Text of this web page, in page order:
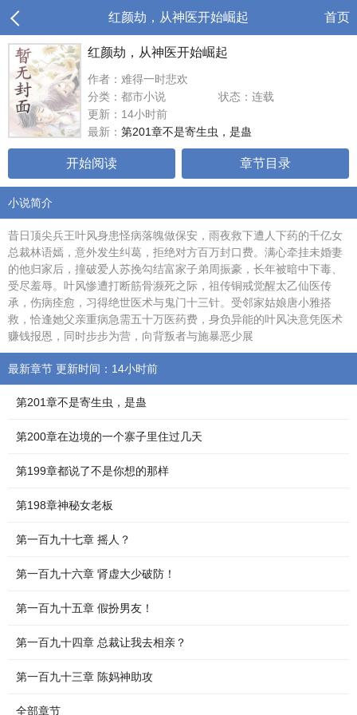
红颜劫，从神医开始崛起 首页
红颜劫，从神医开始崛起
作者：难得一时悲欢
分类：都市小说
状态：连载
更新：14小时前
最新： 第201章不是寄生虫，是蛊
开始阅读 章节目录
小说简介
昔日顶尖兵王叶风身患怪病落魄做保安，雨夜救下遭人下药的千亿女
总裁林语嫣，意外发生纠葛，拒绝对方百万封口费。满心牵挂未婚妻
的他归家后，撞破爱人苏挽勾结富家子弟周振豪，长年被暗中下毒、
受尽羞辱。叶风惨遭打断筋骨濒死之际，祖传铜戒觉醒太乙仙医传
承，伤病痊愈，习得绝世医术与鬼门十三针。受邻家姑娘唐小雅搭
救，恰逢她父亲重病急需五十万医药费，身负异能的叶风决意凭医术
赚钱报恩，同时步步为营，向背叛者与施暴恶少展
最新章节 更新时间：14小时前
第201章不是寄生虫，是蛊
第200章在边境的一个寨子里住过几天
第199章都说了不是你想的那样
第198章神秘女老板
第一百九十七章 摇人？
第一百九十六章 肾虚大少破防！
第一百九十五章 假扮男友！
第一百九十四章 总裁让我去相亲？
第一百九十三章 陈妈神助攻
全部章节